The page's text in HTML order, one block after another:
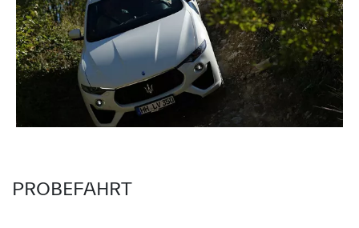
PROBEFAHRT